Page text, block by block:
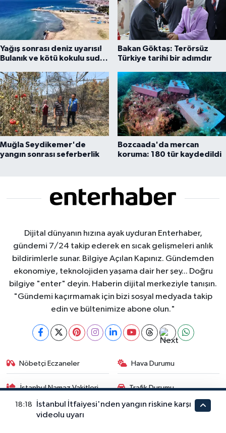
Yağış sonrası deniz uyarısı!
Bulanık ve kötü kokulu suda
Bakan Göktaş: Terörsüz
Türkiye tarihi bir adımdır
Muğla Seydikemer'de
yangın sonrası seferberlik
Bozcaada'da mercan
koruma: 180 tür kaydedildi
Dijital dünyanın hızına ayak uyduran Enterhaber,
gündemi 7/24 takip ederek en sıcak gelişmeleri anlık
bildirimlerle sunar. Bilgiye Açılan Kapınız. Gündemden
ekonomiye, teknolojiden yaşama dair her şey... Doğru
bilgiye "enter" deyin. Haberin dijital merkeziyle tanışın.
"Gündemi kaçırmamak için bizi sosyal medyada takip
edin ve bültenimize abone olun."
Nöbetçi Eczaneler Hava Durumu
İstanbul Namaz Vakitleri Trafik Durumu
Puan Durumu ve Fikstür
18:18
İstanbul İtfaiyesi'nden yangın riskine karşı
videolu uyarı